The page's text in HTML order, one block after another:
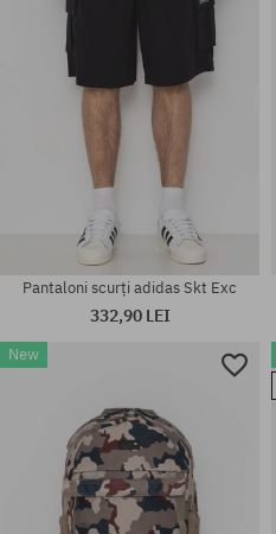
45 1/3; 46
Pantaloni scurți adidas Skt Exc
332,90 LEI
New